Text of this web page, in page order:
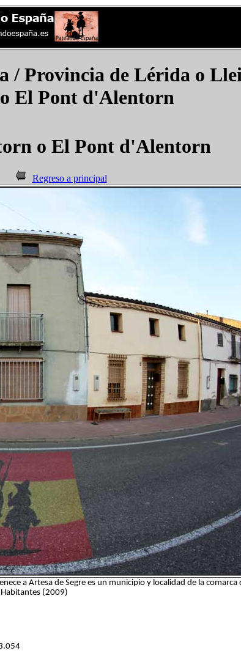
/ Provincia de Lérida o
El Pont d'Alentorn
o El Pont d'Alentorn
Regreso a principal
a Artesa de Segre es un municipio y localidad de la comarca
(2009)